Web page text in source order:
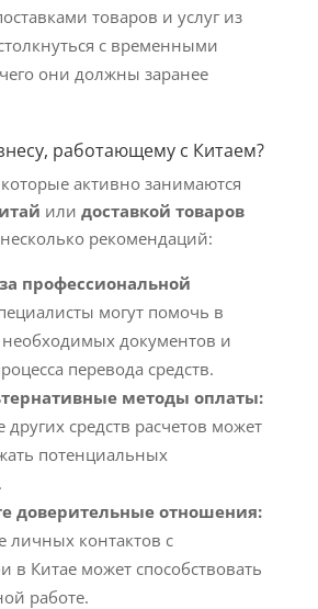
товаров и услуг из
с временными
они должны заранее
работающему с Китаем?
активно занимаются
или доставкой товаров
несколько рекомендаций:
профессиональной
могут помочь в
документов и
перевода средств.
методы оплаты:
других средств расчетов может
потенциальных
доверительные отношения:
личных контактов с
в Китае может способствовать
работе.